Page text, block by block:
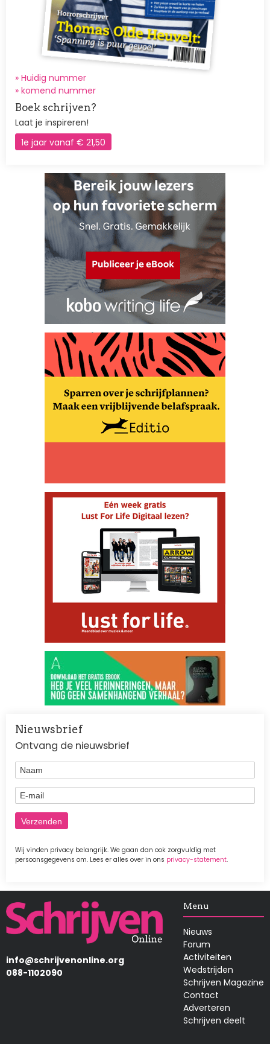
» Huidig nummer
» komend nummer
Boek schrijven?
Laat je inspireren!
1e jaar vanaf € 21,50
Nieuwsbrief
Ontvang de nieuwsbrief
Naam
E-mail
Wij vinden privacy belangrijk. We gaan dan ook zorgvuldig met
persoonsgegevens om. Lees er alles over in ons privacy-statement.
Afbeelding
info@schrijvenonline.org
088-1102090
Menu
Nieuws
Forum
Activiteiten
Wedstrijden
Schrijven Magazine
Contact
Adverteren
Schrijven deelt